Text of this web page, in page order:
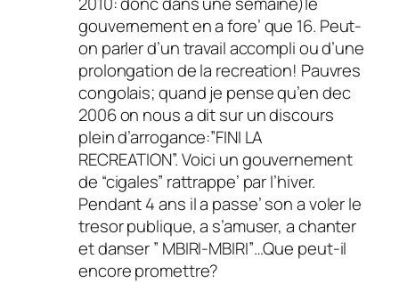
gouvernement en a fore’ que 16. Peut-
on parler d’un travail accompli ou d’une
prolongation de la recreation! Pauvres
congolais; quand je pense qu’en dec
2006 on nous a dit sur un discours
plein d’arrogance:”FINI LA
RECREATION”. Voici un gouvernement
de “cigales” rattrappe’ par l’hiver.
Pendant 4 ans il a passe’ son a voler le
tresor publique, a s’amuser, a chanter
et danser ” MBIRI-MBIRI”…Que peut-il
encore promettre?